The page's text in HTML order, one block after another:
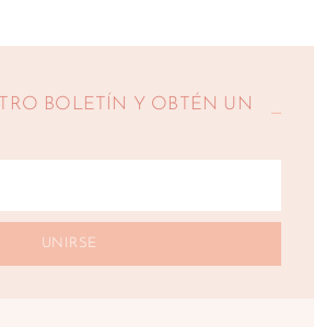
BOLETÍN Y OBTÉN UN
UNIRSE